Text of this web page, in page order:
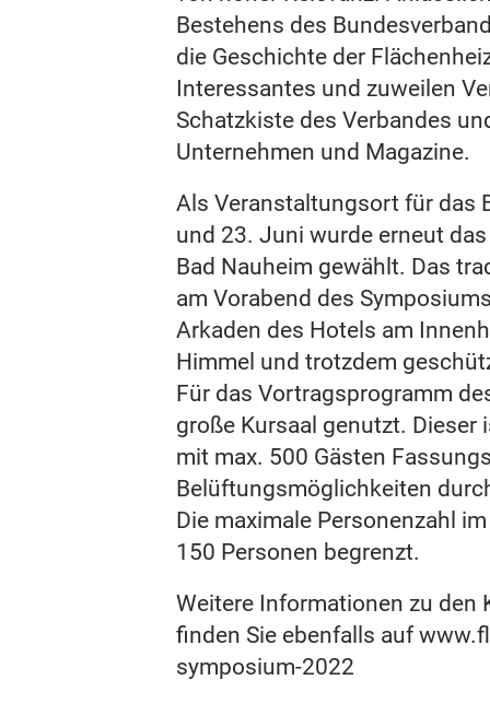
Bestehens des
die Geschichte der
Interessantes und zuweilen
Schatzkiste des Verbandes
Unternehmen und Magazine.
Als Veranstaltungsort für das
und 23. Juni wurde erneut das
Bad Nauheim gewählt. Das
am Vorabend des
Arkaden des Hotels am
Himmel und trotzdem
Für das Vortragsprogramm
große Kursaal genutzt. Dieser
mit max. 500 Gästen
Belüftungsmöglichkeiten
Die maximale Personenzahl
150 Personen begrenzt.
Weitere Informationen zu den
finden Sie ebenfalls auf
symposium-2022